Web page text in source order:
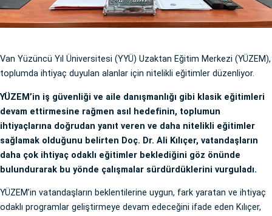
Van Yüzüncü Yıl Üniversitesi (YYÜ) Uzaktan Eğitim Merkezi (YÜZEM),
toplumda ihtiyaç duyulan alanlar için nitelikli eğitimler düzenliyor.
YÜZEM’in iş güvenliği ve aile danışmanlığı gibi klasik eğitimleri
devam ettirmesine rağmen asıl hedefinin, toplumun
ihtiyaçlarına doğrudan yanıt veren ve daha nitelikli eğitimler
sağlamak olduğunu belirten Doç. Dr. Ali Kılıçer, vatandaşların
daha çok ihtiyaç odaklı eğitimler beklediğini göz önünde
bulundurarak bu yönde çalışmalar sürdürdüklerini vurguladı.
YÜZEM’in vatandaşların beklentilerine uygun, fark yaratan ve ihtiyaç
odaklı programlar geliştirmeye devam edeceğini ifade eden Kılıçer,